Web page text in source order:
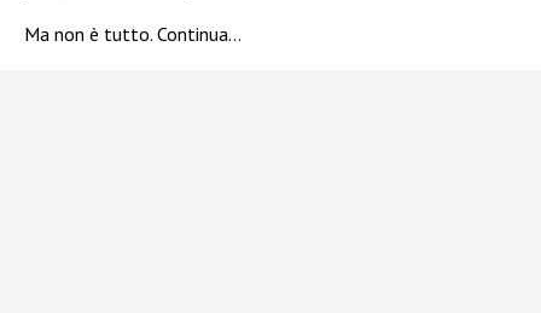
Ma non è tutto. Continua…